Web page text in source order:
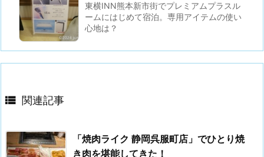
東横INN熊本新市街でプレミアムプラスル
ームにはじめて宿泊。専用アイテムの使い
心地は？
 関連記事
「焼肉ライク 静岡呉服町店」でひとり焼
き肉を堪能してきた！